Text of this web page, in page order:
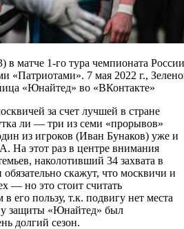
в матче 1-го тура чемпионата
«Патриотами». 7 мая 2022 г.,
«Юнайтед» во «ВКонтакте»
за счет лучшей в стране
ли — три из семи «прорывов»
из игроков (Иван Бунаков) уже и
На этот раз в центре внимания
наколотивший 34 захвата в
скажут, что москвичи и
— но это стоит считать
его пользу, т.к. подвигу нет места
у защиты «Юнайтед» был
долгий сезон.